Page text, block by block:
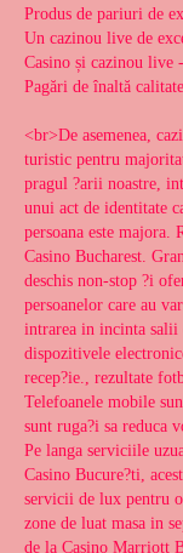
Produs de pariuri de
Un cazinou live de
Casino și cazinou live
Pagări de înaltă
<br>De asemenea,
turistic pentru
pragul ?arii noastre,
unui act de identitate
persoana este majora.
Casino Bucharest.
deschis non-stop ?i
persoanelor care au
intrarea in incinta salii
dispozitivele
recep?ie., rezultate
Telefoanele mobile
sunt ruga?i sa reduca
Pe langa serviciile
Casino Bucure?ti,
servicii de lux pentru
zone de luat masa in
de la Casino Marriott